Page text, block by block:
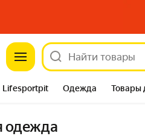
Lifesportpit Одежда Товары
одежда